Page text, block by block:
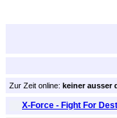
Zur Zeit online: keiner ausser
X-Force - Fight For